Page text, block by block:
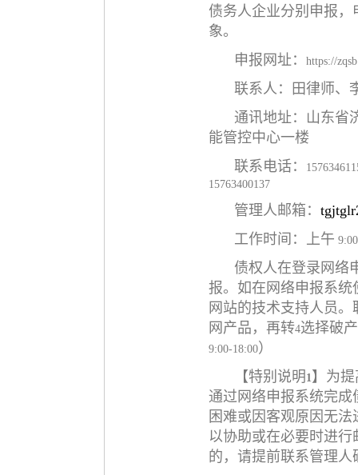
债务人企业分别申报
象。
申报网址：
https://
联系人：田律师、
通讯地址：山东省
能管控中心一楼
联系电话：
15763400137
管理人邮箱：
工作时间：上午
债权人在登录网络
报。如在网络申报系
网站的技术支持人员。
网产品，再转4选择破
9:00-18:00）
【特别说明 1 】为
通过网络申报系统完
困难或因客观原因无
以协助或在必要时进
的，请提前联系管理人